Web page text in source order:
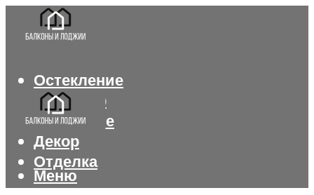
Остекление
Интерьер
Утепление
Декор
Отделка
Меню